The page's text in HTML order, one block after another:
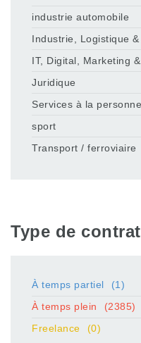
industrie automobile
Industrie, Logistique
IT, Digital, Marketing
Juridique
Services à la personne
sport
Transport / ferroviaire
Type de contrat
À temps partiel
(1)
À temps plein
(2385)
Freelance
(0)